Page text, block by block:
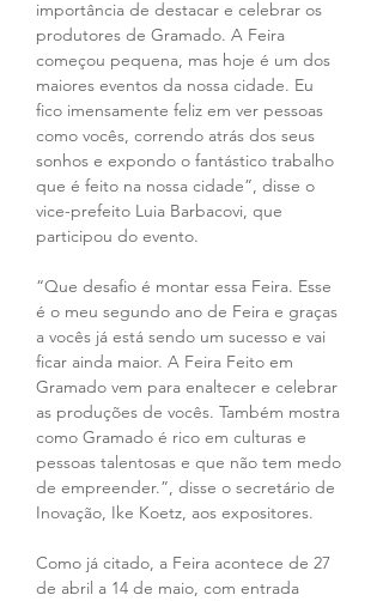
importância de destacar e celebrar os
produtores de Gramado. A Feira
começou pequena, mas hoje é um dos
maiores eventos da nossa cidade. Eu
fico imensamente feliz em ver pessoas
como vocês, correndo atrás dos seus
sonhos e expondo o fantástico trabalho
que é feito na nossa cidade”, disse o
vice-prefeito Luia Barbacovi, que
participou do evento.
“Que desafio é montar essa Feira. Esse
é o meu segundo ano de Feira e graças
a vocês já está sendo um sucesso e vai
ficar ainda maior. A Feira Feito em
Gramado vem para enaltecer e celebrar
as produções de vocês. Também mostra
como Gramado é rico em culturas e
pessoas talentosas e que não tem medo
de empreender.”, disse o secretário de
Inovação, Ike Koetz, aos expositores.
Como já citado, a Feira acontece de 27
de abril a 14 de maio, com entrada